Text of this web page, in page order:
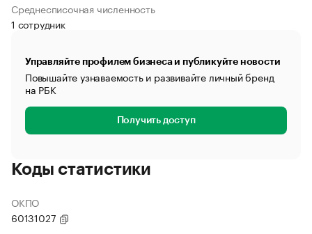
Среднесписочная численность
1 сотрудник
Управляйте профилем бизнеса и публикуйте новости
Повышайте узнаваемость и развивайте личный бренд
на РБК
Получить доступ
Коды статистики
ОКПО
60131027